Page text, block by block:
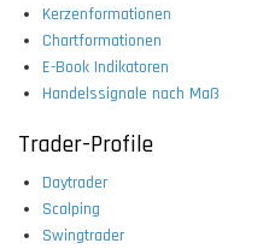
Kerzenformationen
Chartformationen
E-Book Indikatoren
Handelssignale nach Maß
Trader-Profile
Daytrader
Scalping
Swingtrader